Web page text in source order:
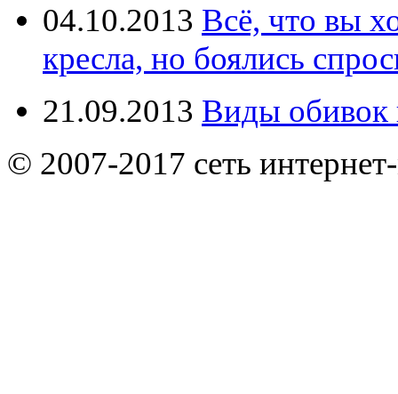
04.10.2013 Всё, что вы
кресла, но боялись
21.09.2013 Виды обивок
© 2007-2017 сеть